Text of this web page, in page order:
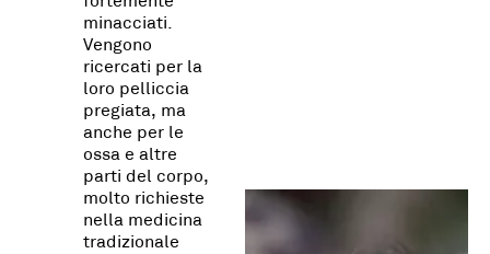
minacciati.
Vengono
ricercati per la
loro pelliccia
pregiata, ma
anche per le
ossa e altre
parti del corpo,
molto richieste
nella medicina
tradizionale